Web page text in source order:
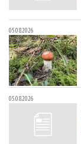
05.08.2026
05.08.2026